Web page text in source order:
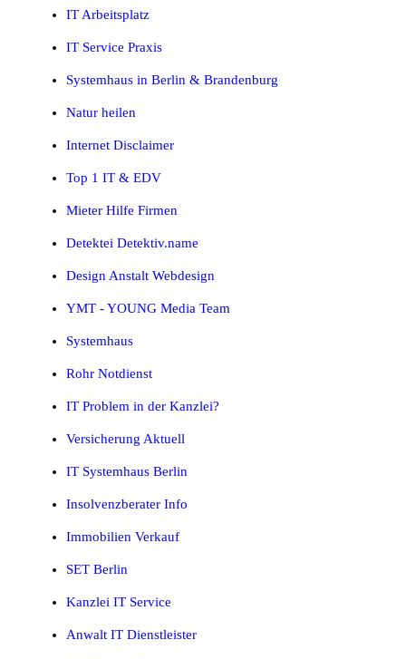
IT Arbeitsplatz
IT Service Praxis
Systemhaus in Berlin & Brandenburg
Natur heilen
Internet Disclaimer
Top 1 IT & EDV
Mieter Hilfe Firmen
Detektei Detektiv.name
Design Anstalt Webdesign
YMT - YOUNG Media Team
Systemhaus
Rohr Notdienst
IT Problem in der Kanzlei?
Versicherung Aktuell
IT Systemhaus Berlin
Insolvenzberater Info
Immobilien Verkauf
SET Berlin
Kanzlei IT Service
Anwalt IT Dienstleister